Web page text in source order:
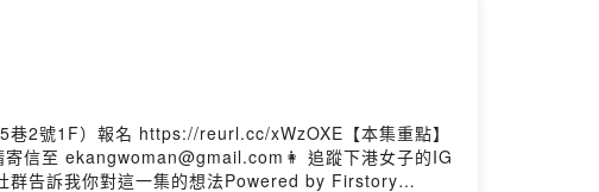
2號1F）報名 https://reurl.cc/xWzOXE【本集重點】
信至 ekangwoman@gmail.com👩 追蹤下港女子的IG
告訴我你對這一集的想法Powered by Firstory